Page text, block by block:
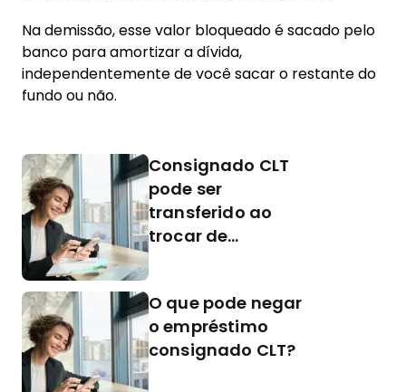
Na demissão, esse valor bloqueado é sacado pelo
banco para amortizar a dívida,
independentemente de você sacar o restante do
fundo ou não.
Consignado CLT
pode ser
transferido ao
trocar de
O que pode negar
o empréstimo
consignado CLT?